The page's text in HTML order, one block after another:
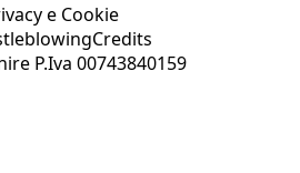
e Cookie
Credits
P.Iva 00743840159